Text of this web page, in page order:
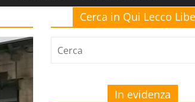
Cerca in Qui Lecco
In evidenza